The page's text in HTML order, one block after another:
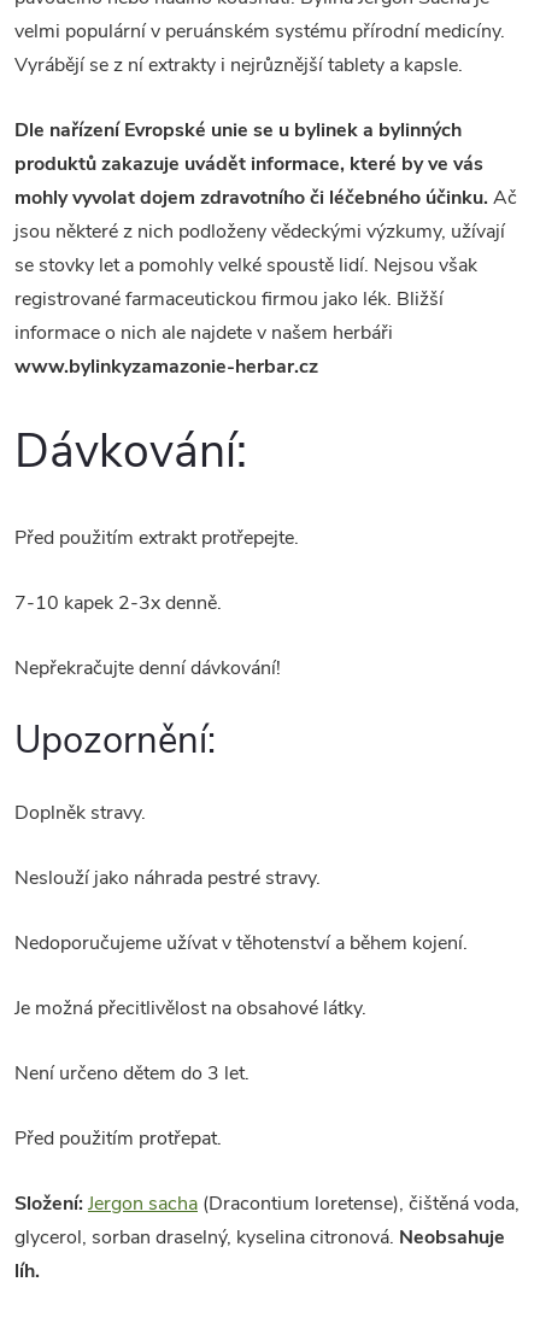
velmi populární v peruánském systému přírodní medicíny.
Vyrábějí se z ní extrakty i nejrůznější tablety a kapsle.
Dle nařízení Evropské unie se u bylinek a bylinných
produktů zakazuje uvádět informace, které by ve vás
mohly vyvolat dojem zdravotního či léčebného účinku. Ač
jsou některé z nich podloženy vědeckými výzkumy, užívají
se stovky let a pomohly velké spoustě lidí. Nejsou však
registrované farmaceutickou firmou jako lék. Bližší
informace o nich ale najdete v našem herbáři
www.bylinkyzamazonie-herbar.cz
Dávkování:
Před použitím extrakt protřepejte.
7-10 kapek 2-3x denně.
Nepřekračujte denní dávkování!
Upozornění:
Doplněk stravy.
Neslouží jako náhrada pestré stravy.
Nedoporučujeme užívat v těhotenství a během kojení.
Je možná přecitlivělost na obsahové látky.
Není určeno dětem do 3 let.
Před použitím protřepat.
Složení: Jergon sacha (Dracontium loretense), čištěná voda,
glycerol, sorban draselný, kyselina citronová. Neobsahuje
líh.